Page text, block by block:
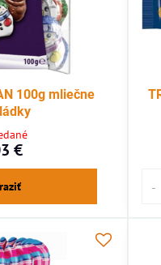
100g mliečne
€